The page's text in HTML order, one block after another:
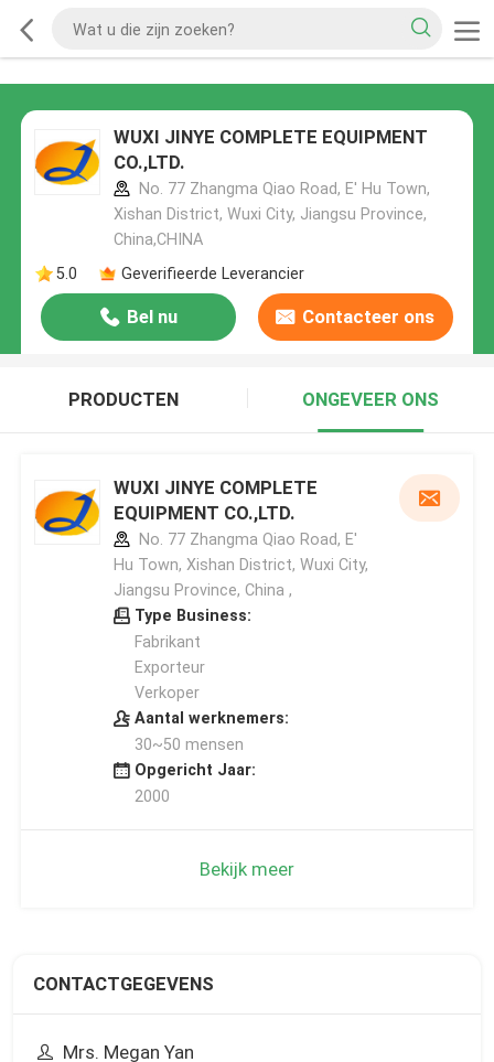
WUXI JINYE COMPLETE EQUIPMENT
CO.,LTD.
No. 77 Zhangma Qiao Road, E' Hu Town,
Xishan District, Wuxi City, Jiangsu Province,
China,CHINA
5.0
Geverifieerde Leverancier
Bel nu Contacteer ons
PRODUCTEN ONGEVEER ONS
WUXI JINYE COMPLETE
EQUIPMENT CO.,LTD.
No. 77 Zhangma Qiao Road, E'
Hu Town, Xishan District, Wuxi City,
Jiangsu Province, China ,
Type Business:
Fabrikant
Exporteur
Verkoper
Aantal werknemers:
30~50 mensen
Opgericht Jaar:
2000
Bekijk meer
CONTACTGEGEVENS
Mrs. Megan Yan